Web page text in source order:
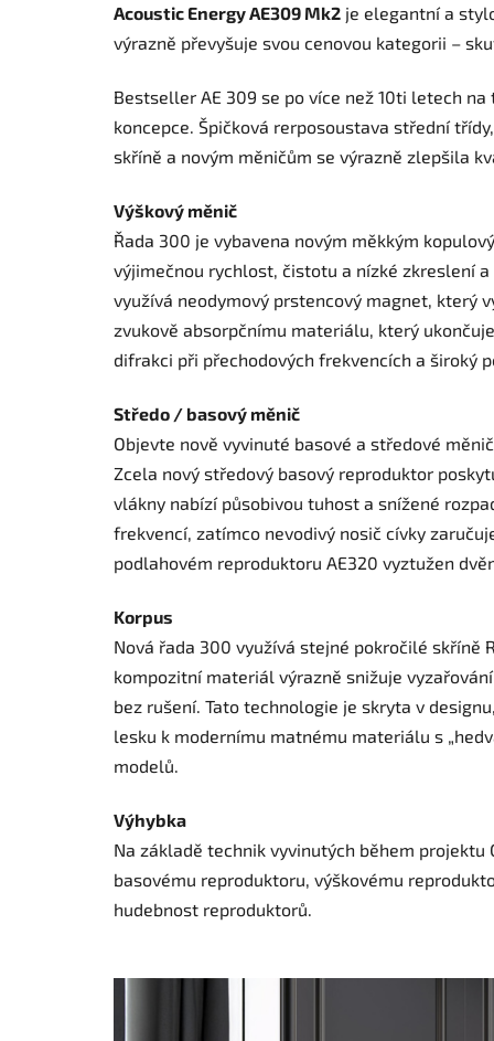
Acoustic Energy AE309 Mk2 je elegantní a
výrazně převyšuje svou cenovou kategorii –
Bestseller AE 309 se po více než 10ti letech
koncepce. Špičková rerposoustava střední
skříně a novým měničům se výrazně zlepšila
Výškový měnič
Řada 300 je vybavena novým měkkým
výjimečnou rychlost, čistotu a nízké zkreslení
využívá neodymový prstencový magnet, který
zvukově absorpčnímu materiálu, který
difrakci při přechodových frekvencích a široký
Středo / basový měnič
Objevte nově vyvinuté basové a středové
Zcela nový středový basový reproduktor
vlákny nabízí působivou tuhost a snížené
frekvencí, zatímco nevodivý nosič cívky
podlahovém reproduktoru AE320 vyztužen
Korpus
Nová řada 300 využívá stejné pokročilé skříně
kompozitní materiál výrazně snižuje
bez rušení. Tato technologie je skryta v
lesku k modernímu matnému materiálu s
modelů.
Výhybka
Na základě technik vyvinutých během
basovému reproduktoru, výškovému
hudebnost reproduktorů.